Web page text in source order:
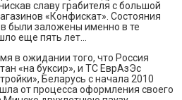
славу грабителя с большой
«Конфискат». Состояния
были заложены именно в те
еще пять лет…
в ожидании того, что Россия
«на буксир», и ТС ЕврАзЭс
Беларусь с начала 2010
от процесса оформления своего